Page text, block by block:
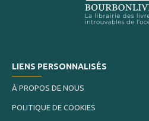
LIENS PERSONNALISÉS
À PROPOS DE NOUS
POLITIQUE DE COOKIES